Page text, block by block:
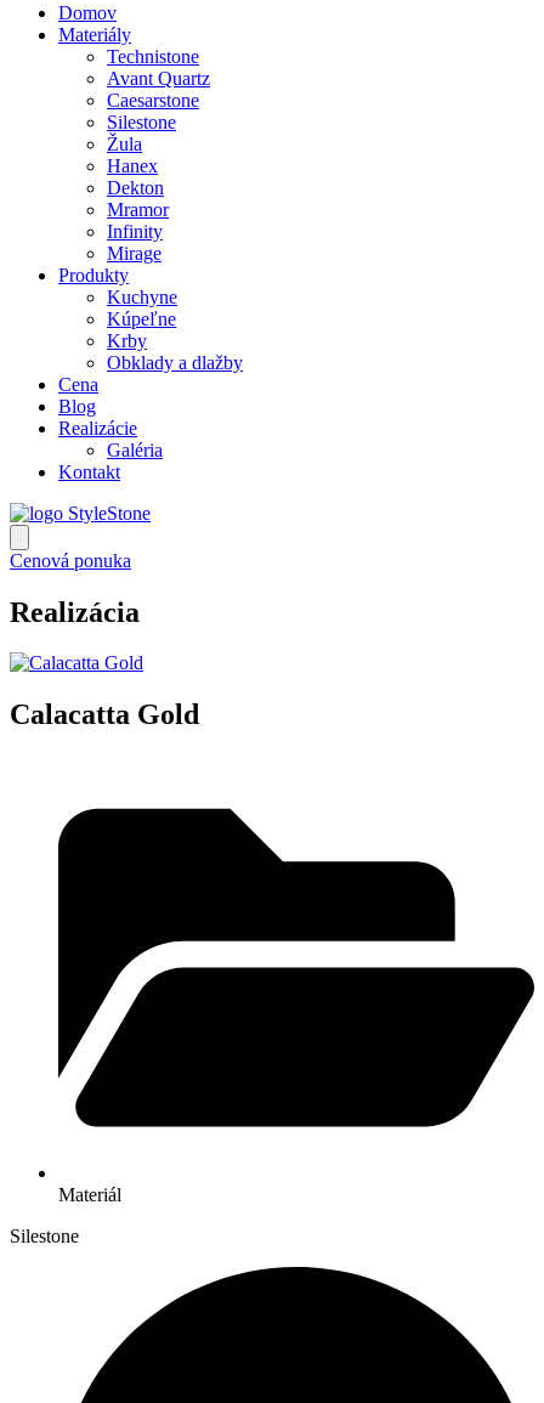
Domov
Materiály
Technistone
Avant Quartz
Caesarstone
Silestone
Žula
Hanex
Dekton
Mramor
Infinity
Mirage
Produkty
Kuchyne
Kúpeľne
Krby
Obklady a dlažby
Cena
Blog
Realizácie
Galéria
Kontakt
Cenová ponuka
Realizácia
Calacatta Gold
Materiál
Silestone